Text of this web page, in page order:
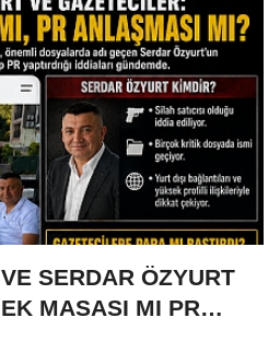
SERDAR ÖZYURT
MASASI MI PR